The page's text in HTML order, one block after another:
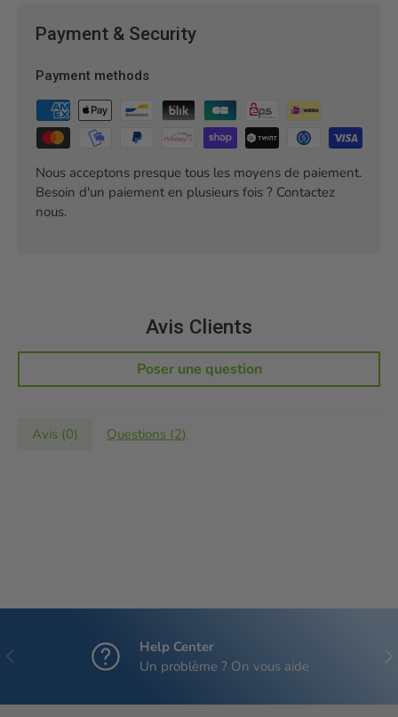
Payment & Security
Payment methods
Nous acceptons presque tous les moyens de paiement.
Besoin d'un paiement en plusieurs fois ? Contactez
nous.
Avis Clients
Poser une question
Avis (0) Questions (2)
Précédent
Help Center
Un problème ? On vous aide